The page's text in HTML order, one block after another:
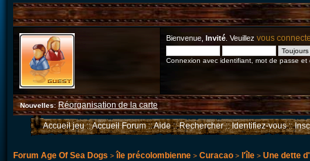
Bienvenue, Invité . Veuillez vous
Connexion avec identifiant, mot de passe et
Nouvelles: Réorganisation de la carte
Accueil jeu::Accueil Forum::Aide::Rechercher::Identifiez-vous::
Forum Age Of Sea Dogs > île précolombienne > Curacao > l'île > Une dette